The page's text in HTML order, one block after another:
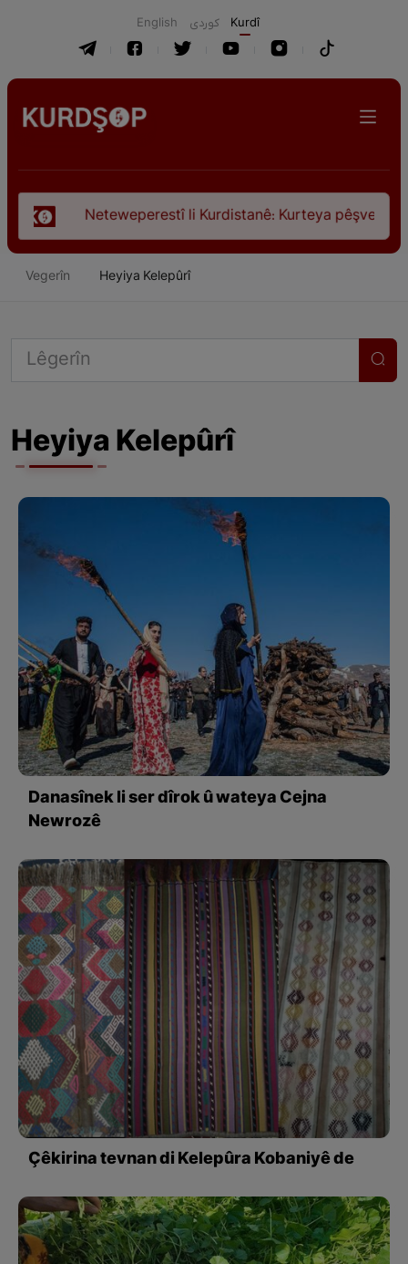
English كوردی Kurdî
li Kurdistanê: Kurteya pêşveçûna dirokî û civakî-siyasî
Vegerîn Heyiya Kelepûrî
Heyiya Kelepûrî
Danasînek li ser dîrok û wateya Cejna
Newrozê
Çêkirina tevnan di Kelepûra Kobaniyê de